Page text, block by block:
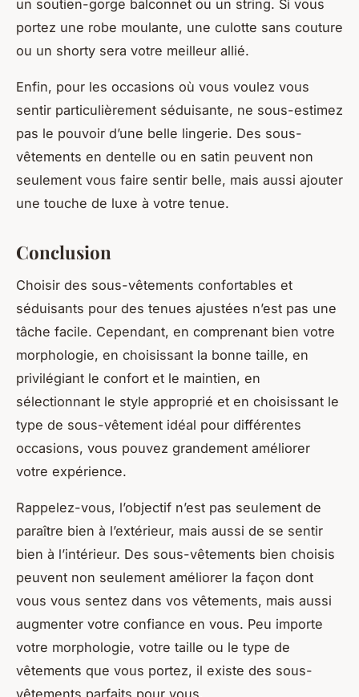
un soutien-gorge balconnet ou un string. Si vous
portez une robe moulante, une culotte sans couture
ou un shorty sera votre meilleur allié.
Enfin, pour les occasions où vous voulez vous
sentir particulièrement séduisante, ne sous-estimez
pas le pouvoir d’une belle lingerie. Des sous-
vêtements en dentelle ou en satin peuvent non
seulement vous faire sentir belle, mais aussi ajouter
une touche de luxe à votre tenue.
Conclusion
Choisir des sous-vêtements confortables et
séduisants pour des tenues ajustées n’est pas une
tâche facile. Cependant, en comprenant bien votre
morphologie, en choisissant la bonne taille, en
privilégiant le confort et le maintien, en
sélectionnant le style approprié et en choisissant le
type de sous-vêtement idéal pour différentes
occasions, vous pouvez grandement améliorer
votre expérience.
Rappelez-vous, l’objectif n’est pas seulement de
paraître bien à l’extérieur, mais aussi de se sentir
bien à l’intérieur. Des sous-vêtements bien choisis
peuvent non seulement améliorer la façon dont
vous vous sentez dans vos vêtements, mais aussi
augmenter votre confiance en vous. Peu importe
votre morphologie, votre taille ou le type de
vêtements que vous portez, il existe des sous-
vêtements parfaits pour vous.